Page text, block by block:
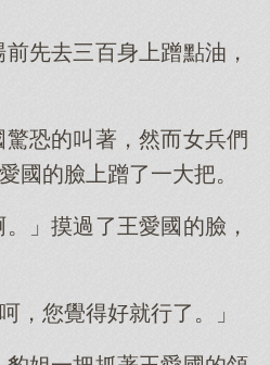
先去三百身上蹭點油，
恐的叫著，然而女兵們
國的臉上蹭了一大把。
」摸過了王愛國的臉，
，您覺得好就行了。」